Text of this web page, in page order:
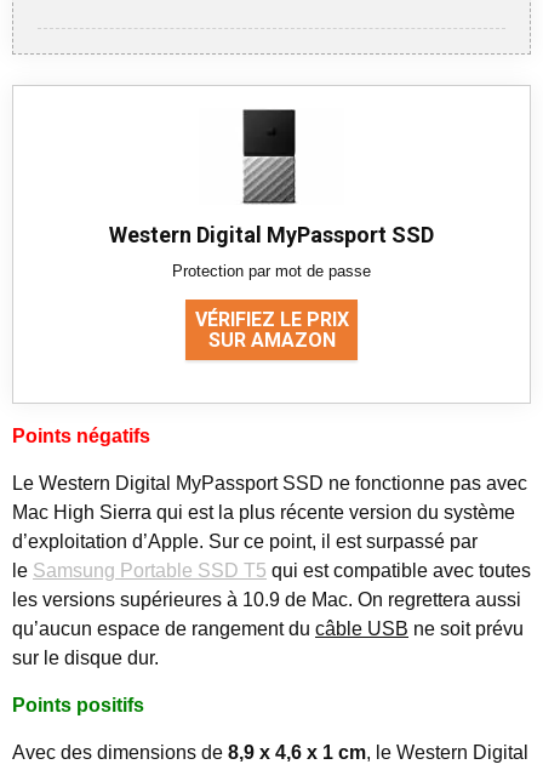
Western Digital MyPassport SSD
Protection par mot de passe
VÉRIFIEZ LE PRIX
SUR AMAZON
Points négatifs
Le Western Digital MyPassport SSD ne fonctionne pas avec
Mac High Sierra qui est la plus récente version du système
d’exploitation d’Apple. Sur ce point, il est surpassé par
le Samsung Portable SSD T5 qui est compatible avec toutes
les versions supérieures à 10.9 de Mac. On regrettera aussi
qu’aucun espace de rangement du câble USB ne soit prévu
sur le disque dur.
Points positifs
Avec des dimensions de 8,9 x 4,6 x 1 cm, le Western Digital